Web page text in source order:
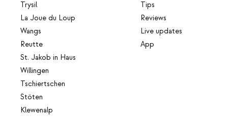
Trysil
La Joue du Loup
Wangs
Reutte
St. Jakob in Haus
Willingen
Tschiertschen
Stöten
Klewenalp
Tips
Reviews
Live updates
App